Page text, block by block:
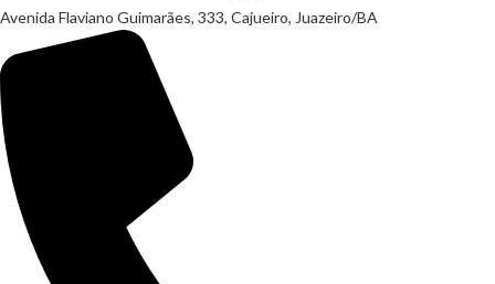
Avenida Flaviano Guimarães, 333, Cajueiro, Juazeiro/BA